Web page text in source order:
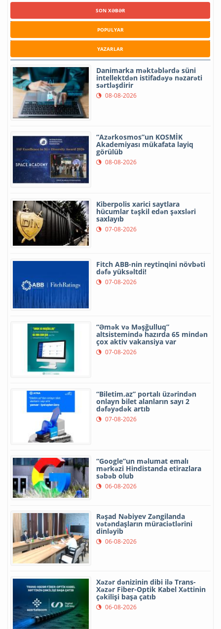
SON XƏBƏR
POPULYAR
YAZARLAR
Danimarka məktəblərdə süni
intellektdən istifadəyə nəzarəti
sərtləşdirir
08-08-2026
“Azərkosmos”un KOSMİK
Akademiyası mükafata layiq
görülüb
08-08-2026
Kiberpolis xarici saytlara
hücumlar təşkil edən şəxsləri
saxlayıb
07-08-2026
Fitch ABB-nin reytinqini növbəti
dəfə yüksəltdi!
07-08-2026
“Əmək və Məşğulluq”
altsistemində hazırda 65 mindən
çox aktiv vakansiya var
07-08-2026
“Biletim.az” portalı üzərindən
onlayn bilet alanların sayı 2
dəfəyədək artıb
07-08-2026
“Google”un məlumat emalı
mərkəzi Hindistanda etirazlara
səbəb olub
06-08-2026
Rəşad Nəbiyev Zəngilanda
vətəndaşların müraciətlərini
dinləyib
06-08-2026
Xəzər dənizinin dibi ilə Trans-
Xəzər Fiber-Optik Kabel Xəttinin
çəkilişi başa çatıb
06-08-2026